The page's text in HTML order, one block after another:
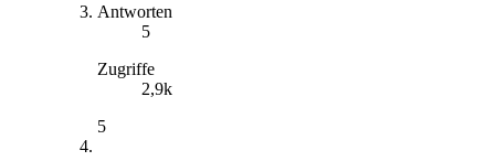
Antworten
5
Zugriffe
2,9k
5